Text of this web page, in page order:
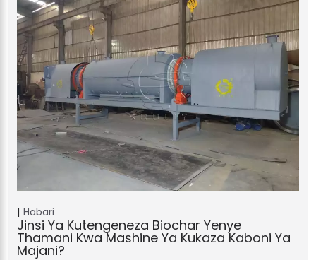
Habari
Jinsi Ya Kutengeneza Biochar Yenye
Thamani Kwa Mashine Ya Kukaza Kaboni Ya
Majani?